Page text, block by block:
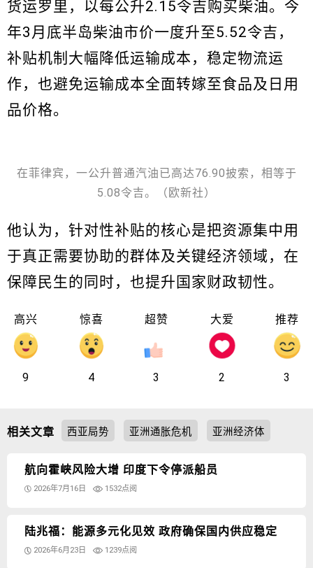
货运罗里，以每公升2.15令吉购买柴油。今
年3月底半岛柴油市价一度升至5.52令吉，
补贴机制大幅降低运输成本，稳定物流运
作，也避免运输成本全面转嫁至食品及日用
品价格。
在菲律宾，一公升普通汽油已高达76.90披索，相等于
5.08令吉。（欧新社）
他认为，针对性补贴的核心是把资源集中用
于真正需要协助的群体及关键经济领域，在
保障民生的同时，也提升国家财政韧性。
高兴
9
惊喜
4
超赞
3
大爱
2
推荐
3
相关文章 西亚局势 亚洲通胀危机 亚洲经济体
航向霍峡风险大增 印度下令停派船员
2026年7月16日 1532点阅
陆兆福：能源多元化见效 政府确保国内供应稳定
2026年6月23日 1239点阅